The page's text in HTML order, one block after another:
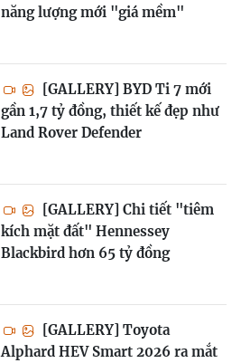
năng lượng mới "giá mềm"
[GALLERY] BYD Ti 7 mới
gần 1,7 tỷ đồng, thiết kế đẹp như
Land Rover Defender
[GALLERY] Chi tiết "tiêm
kích mặt đất" Hennessey
Blackbird hơn 65 tỷ đồng
[GALLERY] Toyota
Alphard HEV Smart 2026 ra mắt